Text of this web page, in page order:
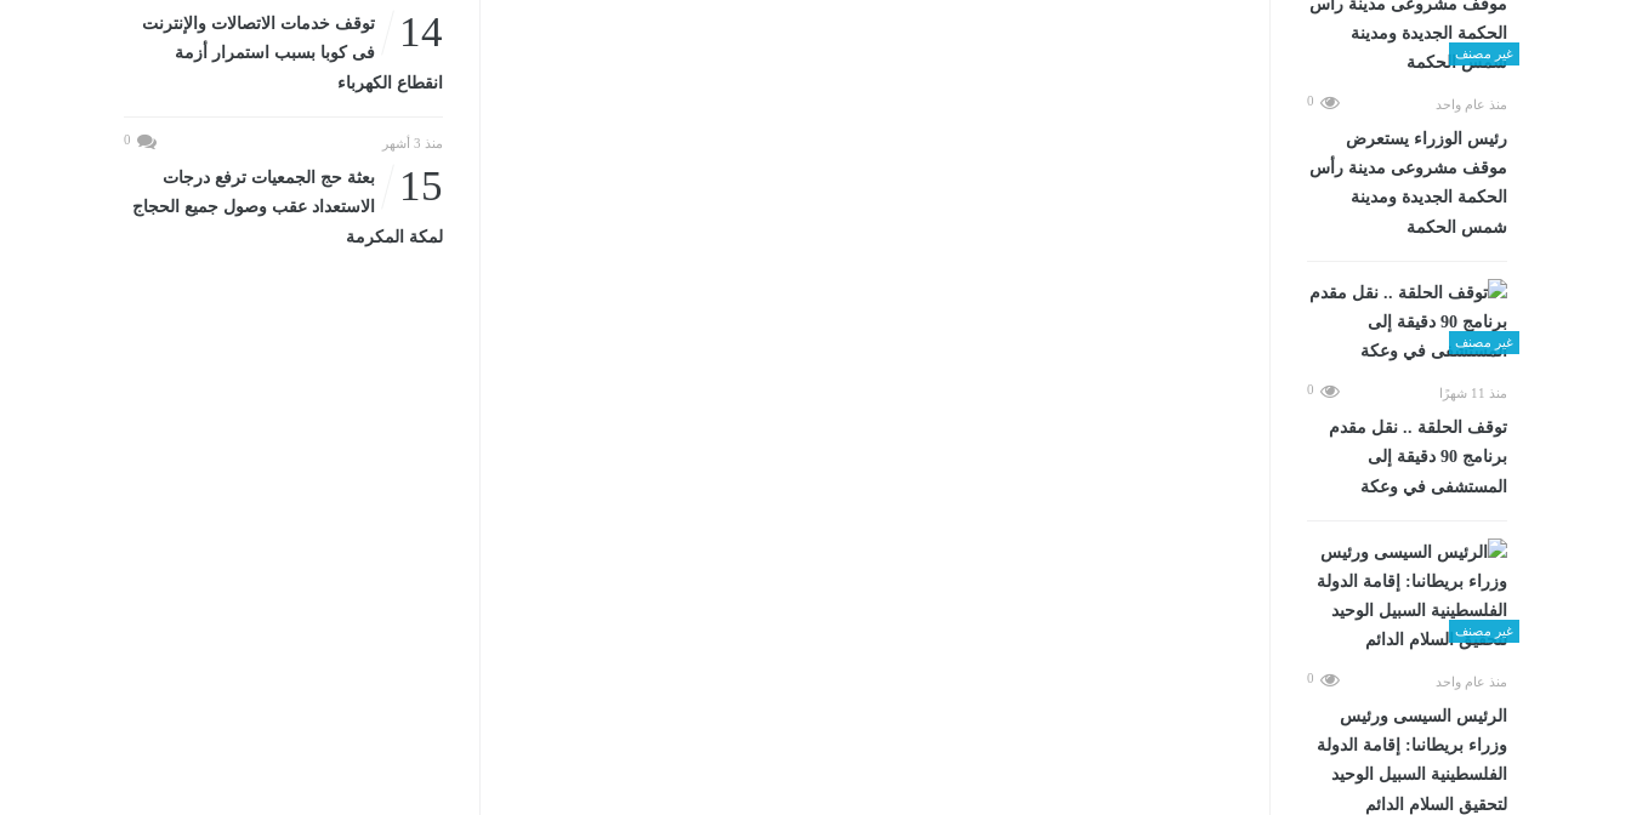
غير مصنف
منذ عام واحد 0
رئيس الوزراء يستعرض
موقف مشروعى مدينة رأس
الحكمة الجديدة ومدينة
شمس الحكمة
غير مصنف
منذ 11 شهرًا 0
توقف الحلقة .. نقل مقدم
برنامج 90 دقيقة إلى
المستشفى في وعكة
غير مصنف
منذ عام واحد 0
الرئيس السيسى ورئيس
وزراء بريطانىا: إقامة الدولة
الفلسطينية السبيل الوحيد
لتحقيق السلام الدائم
14
توقف خدمات الاتصالات والإنترنت
فى كوبا بسبب استمرار أزمة
انقطاع الكهرباء
منذ 3 أشهر 0
15
بعثة حج الجمعيات ترفع درجات
الاستعداد عقب وصول جميع الحجاج
لمكة المكرمة